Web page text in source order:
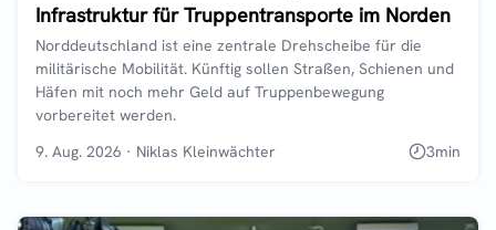
Infrastruktur für Truppentransporte im Norden
Norddeutschland ist eine zentrale Drehscheibe für die
militärische Mobilität. Künftig sollen Straßen, Schienen und
Häfen mit noch mehr Geld auf Truppenbewegung
vorbereitet werden.
9. Aug. 2026 · Niklas Kleinwächter 3min